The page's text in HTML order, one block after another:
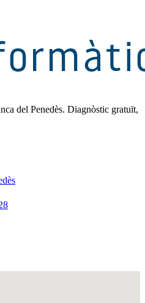
del Penedès. Diagnòstic gratuït,